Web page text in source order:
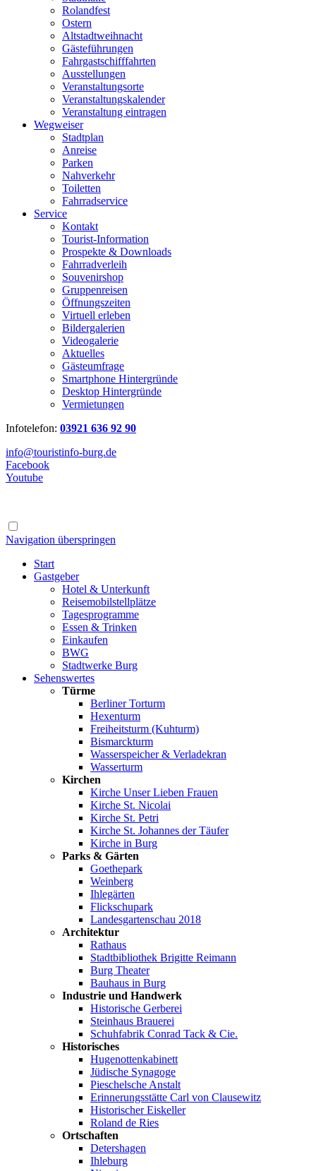
Rolandfest
Ostern
Altstadtweihnacht
Gästeführungen
Fahrgastschifffahrten
Ausstellungen
Veranstaltungsorte
Veranstaltungskalender
Veranstaltung eintragen
Wegweiser
Stadtplan
Anreise
Parken
Nahverkehr
Toiletten
Fahrradservice
Service
Kontakt
Tourist-Information
Prospekte & Downloads
Fahrradverleih
Souvenirshop
Gruppenreisen
Öffnungszeiten
Virtuell erleben
Bildergalerien
Videogalerie
Aktuelles
Gästeumfrage
Smartphone Hintergründe
Desktop Hintergründe
Vermietungen
Infotelefon: 03921 636 92 90
info@touristinfo-burg.de
Facebook
Youtube
Navigation überspringen
Start
Gastgeber
Hotel & Unterkunft
Reisemobilstellplätze
Tagesprogramme
Essen & Trinken
Einkaufen
BWG
Stadtwerke Burg
Sehenswertes
Türme
Berliner Torturm
Hexenturm
Freiheitsturm (Kuhturm)
Bismarckturm
Wasserspeicher & Verladekran
Wasserturm
Kirchen
Kirche Unser Lieben Frauen
Kirche St. Nicolai
Kirche St. Petri
Kirche St. Johannes der Täufer
Kirche in Burg
Parks & Gärten
Goethepark
Weinberg
Ihlegärten
Flickschupark
Landesgartenschau 2018
Architektur
Rathaus
Stadtbibliothek Brigitte Reimann
Burg Theater
Bauhaus in Burg
Industrie und Handwerk
Historische Gerberei
Steinhaus Brauerei
Schuhfabrik Conrad Tack & Cie.
Historisches
Hugenottenkabinett
Jüdische Synagoge
Pieschelsche Anstalt
Erinnerungsstätte Carl von Clausewitz
Historischer Eiskeller
Roland de Ries
Ortschaften
Detershagen
Ihleburg